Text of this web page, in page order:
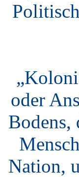
oder
Bodens,
Nation,